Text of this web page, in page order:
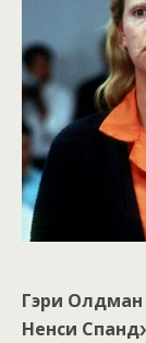
Гэри
Ненси